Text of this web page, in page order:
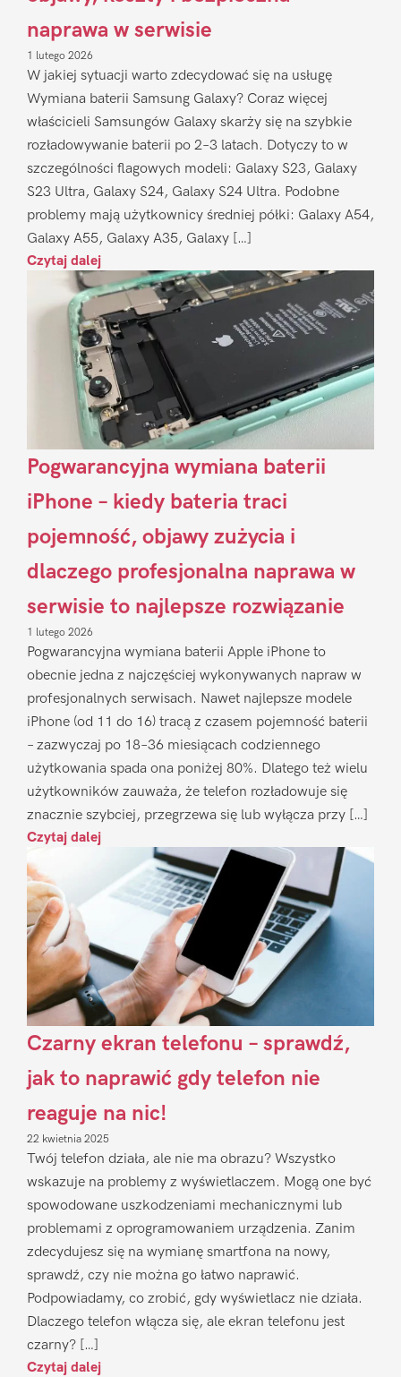
naprawa w serwisie
1 lutego 2026
W jakiej sytuacji warto zdecydować się na usługę
Wymiana baterii Samsung Galaxy? Coraz więcej
właścicieli Samsungów Galaxy skarży się na szybkie
rozładowywanie baterii po 2–3 latach. Dotyczy to w
szczególności flagowych modeli: Galaxy S23, Galaxy
S23 Ultra, Galaxy S24, Galaxy S24 Ultra. Podobne
problemy mają użytkownicy średniej półki: Galaxy A54,
Galaxy A55, Galaxy A35, Galaxy […]
Czytaj dalej
Pogwarancyjna wymiana baterii
iPhone – kiedy bateria traci
pojemność, objawy zużycia i
dlaczego profesjonalna naprawa w
serwisie to najlepsze rozwiązanie
1 lutego 2026
Pogwarancyjna wymiana baterii Apple iPhone to
obecnie jedna z najczęściej wykonywanych napraw w
profesjonalnych serwisach. Nawet najlepsze modele
iPhone (od 11 do 16) tracą z czasem pojemność baterii
– zazwyczaj po 18–36 miesiącach codziennego
użytkowania spada ona poniżej 80%. Dlatego też wielu
użytkowników zauważa, że telefon rozładowuje się
znacznie szybciej, przegrzewa się lub wyłącza przy […]
Czytaj dalej
Czarny ekran telefonu – sprawdź,
jak to naprawić gdy telefon nie
reaguje na nic!
22 kwietnia 2025
Twój telefon działa, ale nie ma obrazu? Wszystko
wskazuje na problemy z wyświetlaczem. Mogą one być
spowodowane uszkodzeniami mechanicznymi lub
problemami z oprogramowaniem urządzenia. Zanim
zdecydujesz się na wymianę smartfona na nowy,
sprawdź, czy nie można go łatwo naprawić.
Podpowiadamy, co zrobić, gdy wyświetlacz nie działa.
Dlaczego telefon włącza się, ale ekran telefonu jest
czarny? […]
Czytaj dalej